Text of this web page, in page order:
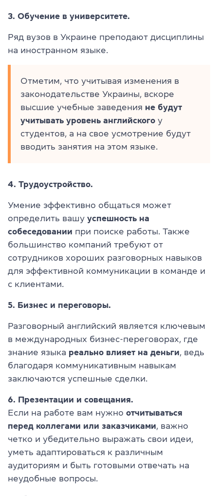
3. Обучение в университете.
Ряд вузов в Украине преподают дисциплины
на иностранном языке.
Отметим, что учитывая изменения в
законодательстве Украины, вскоре
высшие учебные заведения не будут
учитывать уровень английского у
студентов, а на свое усмотрение будут
вводить занятия на этом языке.
4. Трудоустройство.
Умение эффективно общаться может
определить вашу успешность на
собеседовании при поиске работы. Также
большинство компаний требуют от
сотрудников хороших разговорных навыков
для эффективной коммуникации в команде и
с клиентами.
5. Бизнес и переговоры.
Разговорный английский является ключевым
в международных бизнес-переговорах, где
знание языка реально влияет на деньги, ведь
благодаря коммуникативным навыкам
заключаются успешные сделки.
6. Презентации и совещания.
Если на работе вам нужно отчитываться
перед коллегами или заказчиками, важно
четко и убедительно выражать свои идеи,
уметь адаптироваться к различным
аудиториям и быть готовыми отвечать на
неудобные вопросы.